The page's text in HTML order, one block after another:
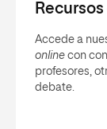
Accede a
online con
profesores,
debate.